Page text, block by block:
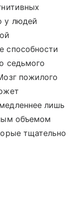
у людей
способности
седьмого
пожилого
лишь
объемом
тщательно